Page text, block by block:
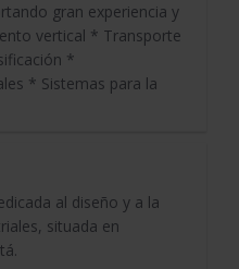
gran experiencia y
vertical * Transporte
*
* Sistemas para la
al diseño y a la
situada en